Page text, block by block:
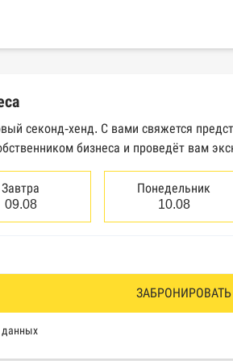
налоговой службы России
арбитражного суда
о банкротстве
о банкротстве физических
обслуживания Роспатента
Федеральной службы
эмитентами ценных бумаг
Росздравнадзор, Рособрнадзор,
секонд-хенд. С вами свяжется
бизнеса и проведёт вам
Завтра
09.08
Понедельник
10.08
ЗАБРОНИРОВАТЬ
данных